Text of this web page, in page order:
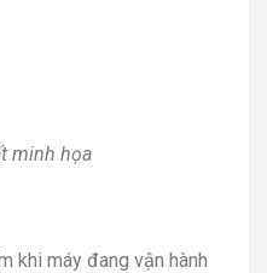
minh họa
khi máy đang vận hành